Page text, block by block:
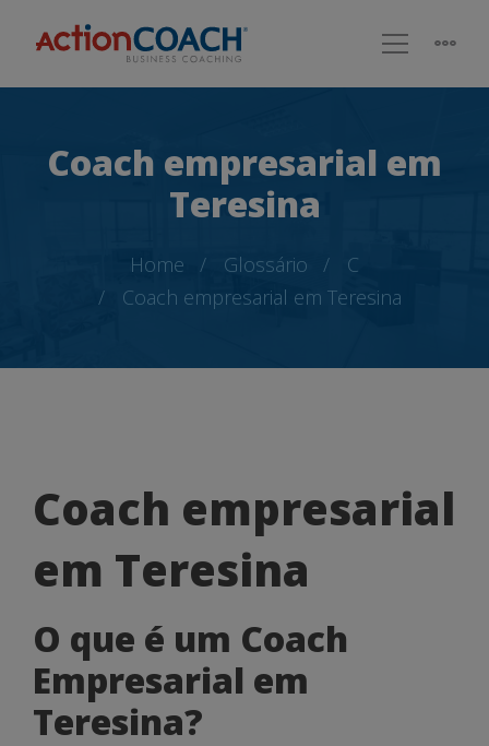
Coach empresarial em
Teresina
Home Glossário
C
Coach empresarial em Teresina
Coach
empresarial
em
Teresina
Coach empresarial
em Teresina
O que é um Coach
Empresarial em
Teresina?